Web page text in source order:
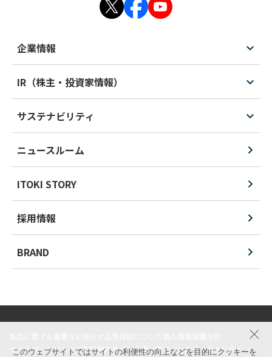
企業情報
IR（株主・投資家情報）
サステナビリティ
ニュースルーム
ITOKI STORY
採用情報
BRAND
サイトマップリンク ご利用規約 サイトの使い方 コミュニティガイドライン
このウェブサイトではサイトの利便性の向上などを目的にクッキーを